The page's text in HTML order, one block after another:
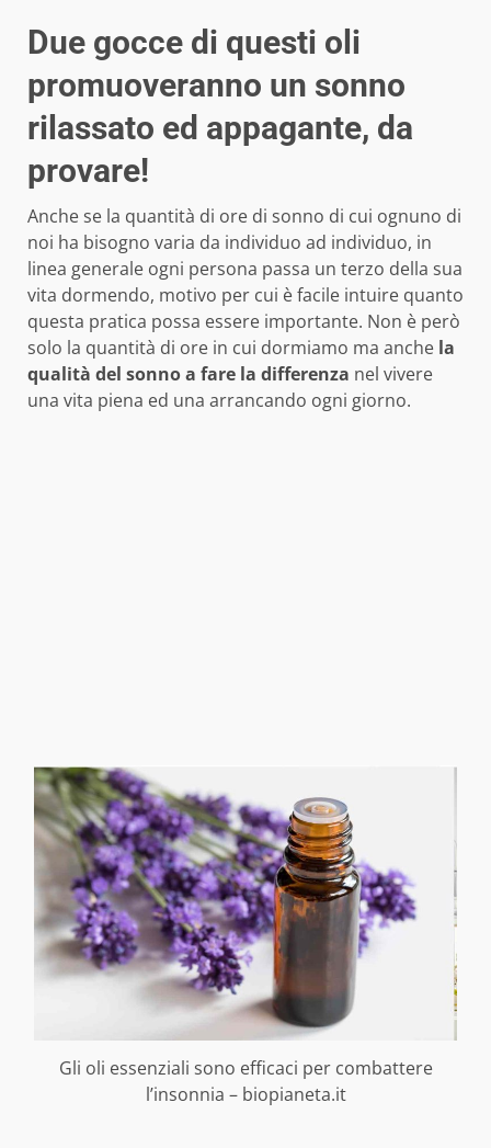
Due gocce di questi oli
promuoveranno un sonno
rilassato ed appagante, da
provare!
Anche se la quantità di ore di sonno di cui ognuno di
noi ha bisogno varia da individuo ad individuo, in
linea generale ogni persona passa un terzo della sua
vita dormendo, motivo per cui è facile intuire quanto
questa pratica possa essere importante. Non è però
solo la quantità di ore in cui dormiamo ma anche la
qualità del sonno a fare la differenza nel vivere
una vita piena ed una arrancando ogni giorno.
Gli oli essenziali sono efficaci per combattere
l’insonnia – biopianeta.it